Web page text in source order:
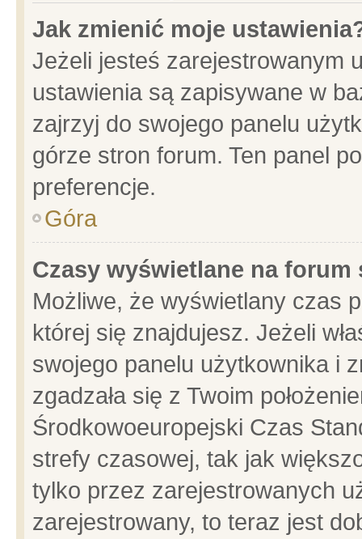
Jak zmienić moje
Jeżeli jesteś zarejestrowanym
ustawienia są zapisywane w
zajrzyj do swojego panelu
górze stron forum. Ten panel
preferencje.
Góra
Czasy wyświetlane na forum
Możliwe, że wyświetlany czas
której się znajdujesz. Jeżeli
swojego panelu użytkownika i
zgadzała się z Twoim
Środkowoeuropejski Czas
strefy czasowej, tak jak
tylko przez zarejestrowanych
zarejestrowany, to teraz jest